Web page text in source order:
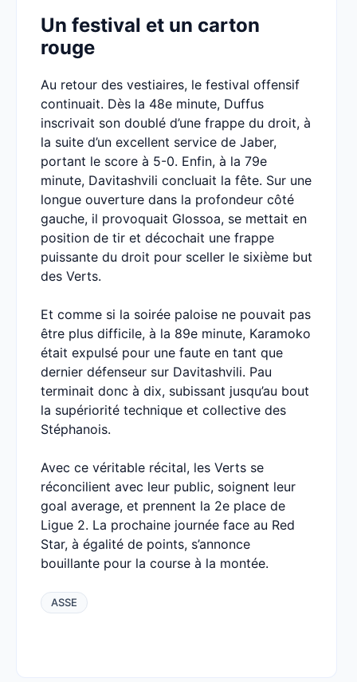
Un festival et un carton
rouge
Au retour des vestiaires, le festival offensif
continuait. Dès la 48e minute, Duffus
inscrivait son doublé d’une frappe du droit, à
la suite d’un excellent service de Jaber,
portant le score à 5-0. Enfin, à la 79e
minute, Davitashvili concluait la fête. Sur une
longue ouverture dans la profondeur côté
gauche, il provoquait Glossoa, se mettait en
position de tir et décochait une frappe
puissante du droit pour sceller le sixième but
des Verts.
Et comme si la soirée paloise ne pouvait pas
être plus difficile, à la 89e minute, Karamoko
était expulsé pour une faute en tant que
dernier défenseur sur Davitashvili. Pau
terminait donc à dix, subissant jusqu’au bout
la supériorité technique et collective des
Stéphanois.
Avec ce véritable récital, les Verts se
réconcilient avec leur public, soignent leur
goal average, et prennent la 2e place de
Ligue 2. La prochaine journée face au Red
Star, à égalité de points, s’annonce
bouillante pour la course à la montée.
ASSE